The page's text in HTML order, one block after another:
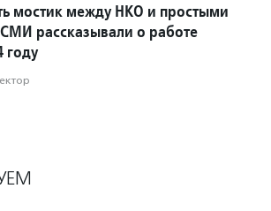
мостик между НКО и простыми
рассказывали о работе
году